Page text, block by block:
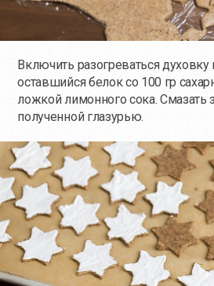
Включить разогреваться духовку
оставшийся белок со 100 гр
ложкой лимонного сока. Смазать
полученной глазурью.